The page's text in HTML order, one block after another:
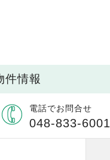
件情報
電話でお問合せ
048-833-6001